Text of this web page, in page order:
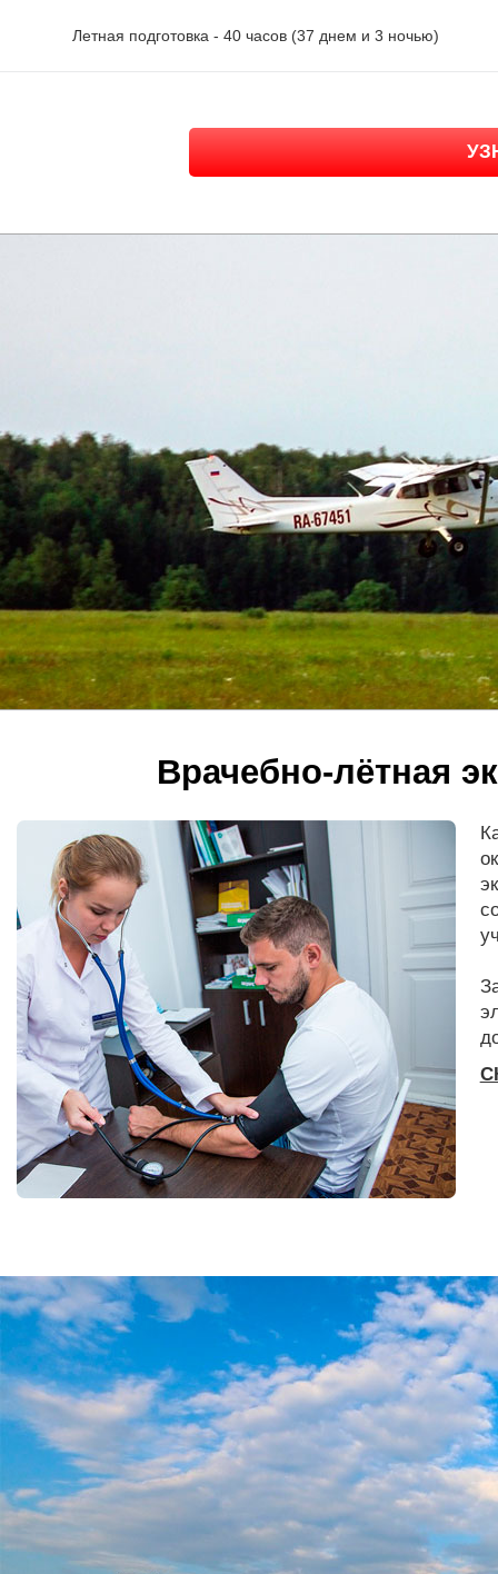
Летная подготовка - 40 часов (37 днем и 3 ночью)
Врачебно-лётная